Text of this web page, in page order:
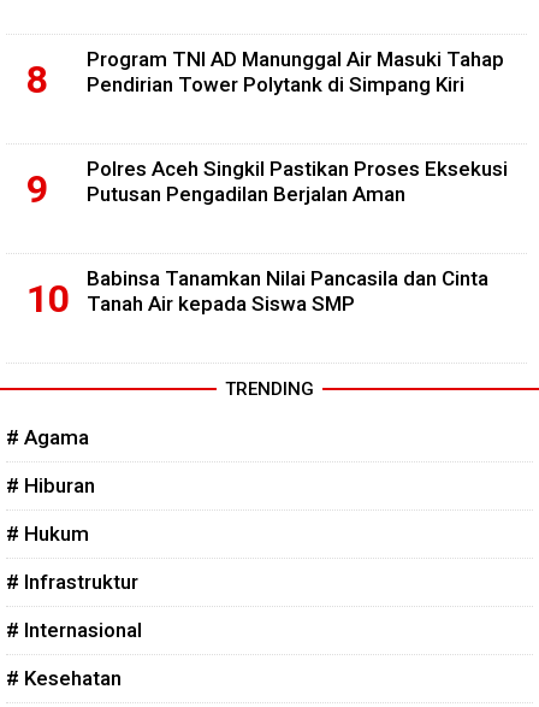
Program TNI AD Manunggal Air Masuki Tahap
Pendirian Tower Polytank di Simpang Kiri
Polres Aceh Singkil Pastikan Proses Eksekusi
Putusan Pengadilan Berjalan Aman
Babinsa Tanamkan Nilai Pancasila dan Cinta
Tanah Air kepada Siswa SMP
TRENDING
# Agama
# Hiburan
# Hukum
# Infrastruktur
# Internasional
# Kesehatan